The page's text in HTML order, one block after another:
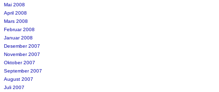
Mai 2008
April 2008
Mars 2008
Februar 2008
Januar 2008
Desember 2007
November 2007
Oktober 2007
September 2007
August 2007
Juli 2007